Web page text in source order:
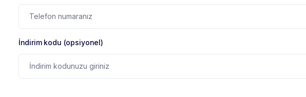
İndirim kodu (opsiyonel)